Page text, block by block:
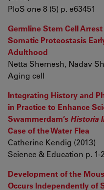
PloS one 8 (5) p. e63451
Germline Stem Cell
Somatic Proteostasis
Adulthood
Netta Shemesh, Nadav
Aging cell
Integrating History and
in Practice to Enhance
Swammerdam’s Historia
Case of the Water Flea
Catherine Kendig (2013)
Science & Education p. 1-
Development of the
Occurs Independently of